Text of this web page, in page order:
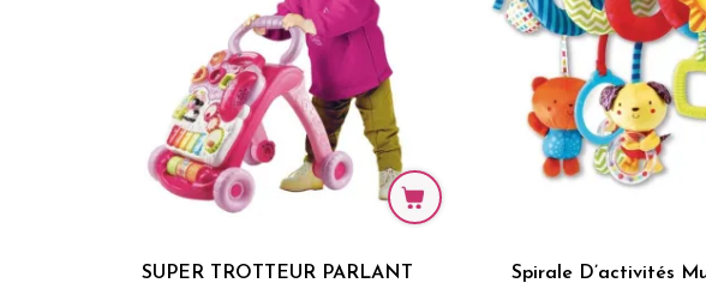
SUPER TROTTEUR PARLANT
Spirale D’activités